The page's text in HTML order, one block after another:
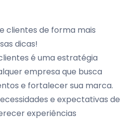
clientes de forma mais
dicas!
é uma estratégia
empresa que busca
e fortalecer sua marca.
e expectativas de
experiências